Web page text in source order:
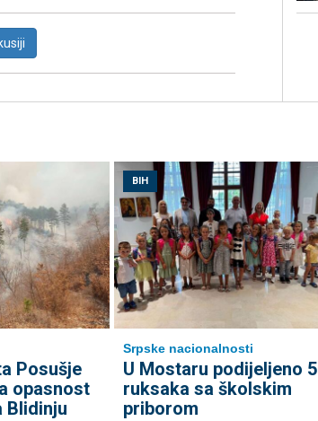
Posušje
opasnost
Blidinju
BIH
Srpske nacionalnosti
U Mostaru podijeljeno
ruksaka sa školskim
priborom